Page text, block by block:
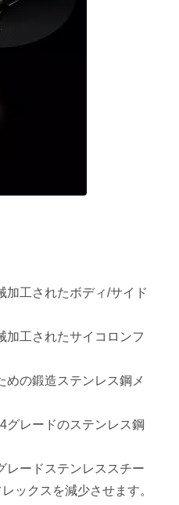
加工されたボディ/サイド
加工されたサイコロンフ
めの鍛造ステンレス鋼メ
グレードのステンレス鋼
レードステンレススチー
ックスを減少させます。